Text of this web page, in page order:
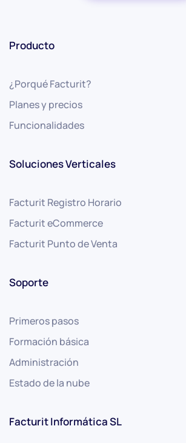
Producto
¿Porqué Facturit?
Planes y precios
Funcionalidades
Soluciones Verticales
Facturit Registro Horario
Facturit eCommerce
Facturit Punto de Venta
Soporte
Primeros pasos
Formación básica
Administración
Estado de la nube
Facturit Informática SL